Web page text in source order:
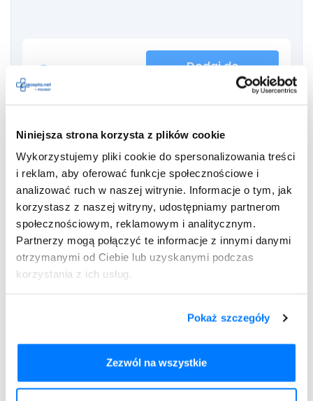
Niniejsza strona korzysta z plików cookie
Wykorzystujemy pliki cookie do spersonalizowania treści
i reklam, aby oferować funkcje społecznościowe i
analizować ruch w naszej witrynie. Informacje o tym, jak
korzystasz z naszej witryny, udostępniamy partnerom
społecznościowym, reklamowym i analitycznym.
Partnerzy mogą połączyć te informacje z innymi danymi
otrzymanymi od Ciebie lub uzyskanymi podczas
korzystania z ich usług.
Pokaż szczegóły
Zezwól na wszystkie
Dodaj do
Ketotifen Hasco — działania
niepożądane
U pacjentów stosujących lek Ketotifen Hasco mogą
występować skutki uboczne. Lek należy stosować ostrożnie i
zgodnie z zaleceniami lekarza, a także należy odstawiać
stopniowo. W ten sposób zmniejsza się ryzyko działań
niepożądanych. Rodzaj i nasilenie skutków ubocznych
odstawić lek i natychmiast skontaktować się z lekarzem.
zespół Stevensa-Johnsona (ciężka postać rumienia
rumień wielopostaciowy;